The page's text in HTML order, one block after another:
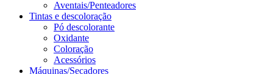
Aventais/Penteadores
Tintas e descoloração
Pó descolorante
Oxidante
Coloração
Acessórios
Máquinas/Secadores